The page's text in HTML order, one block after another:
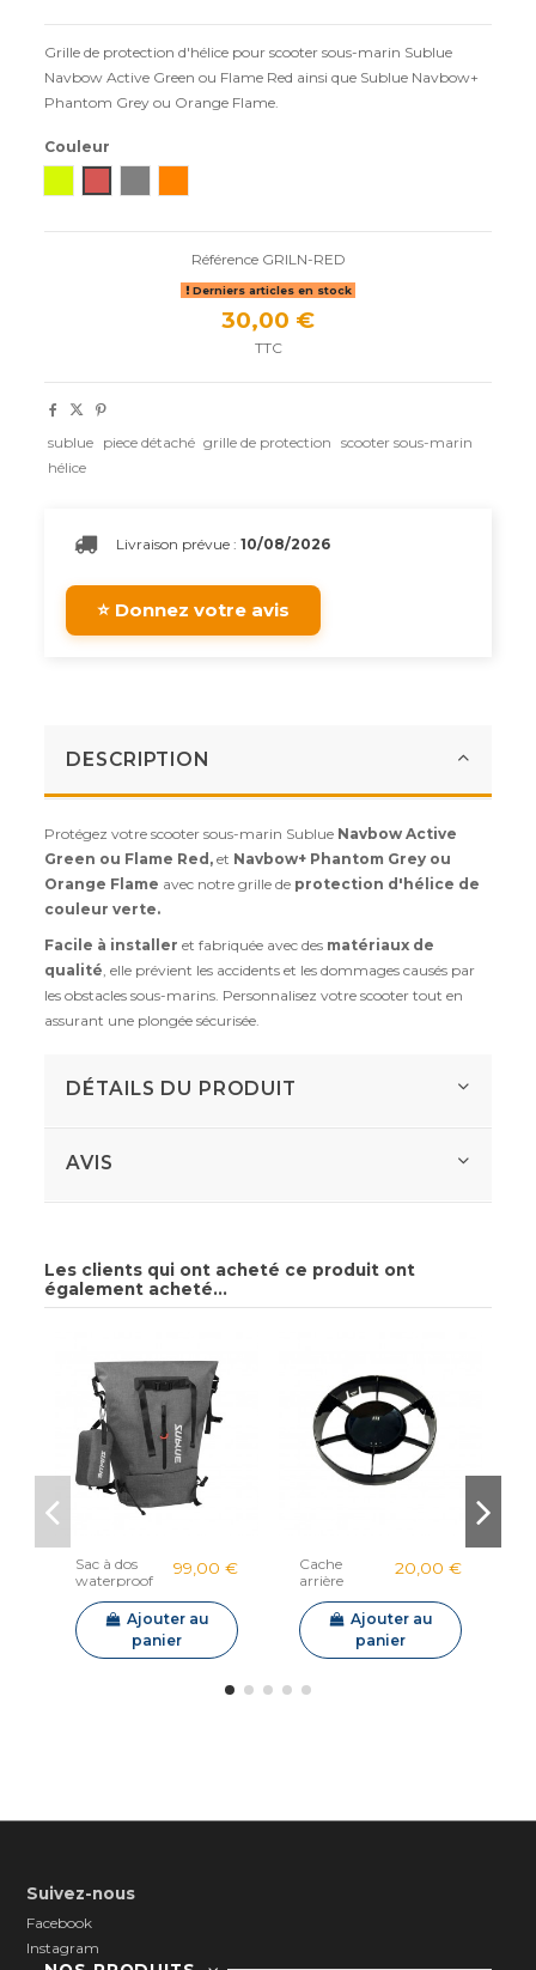
Grille de protection d'hélice pour scooter sous-marin Sublue
Navbow Active Green ou Flame Red ainsi que Sublue Navbow+
Phantom Grey ou Orange Flame.
Couleur
Référence GRILN-RED
Derniers articles en stock
30,00 €
TTC
sublue piece détaché grille de protection
scooter sous-marin
hélice
Livraison prévue :10/08/2026
⭐ Donnez votre avis
DESCRIPTION
Protégez votre scooter sous-marin Sublue Navbow Active
Green ou Flame Red, et Navbow+ Phantom Grey ou
Orange Flame avec notre grille de protection d'hélice de
couleur verte.
Facile à installer et fabriquée avec des matériaux de
qualité, elle prévient les accidents et les dommages causés par
les obstacles sous-marins. Personnalisez votre scooter tout en
assurant une plongée sécurisée.
DÉTAILS DU PRODUIT
AVIS
Les clients qui ont acheté ce produit ont
également acheté...
Sac à dos
waterproof
99,00 €
Ajouter au
panier
Cache
arrière
20,00 €
Ajouter au
panier
Suivez-nous
Facebook
Instagram